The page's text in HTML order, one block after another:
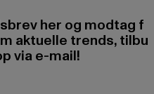
her og modtag f
aktuelle trends, tilbu
via e-mail!